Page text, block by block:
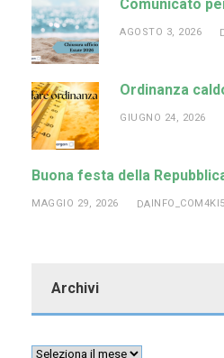
Comunicato
AGOSTO 3, 2026
Ordinanza
GIUGNO 24, 2026
Buona festa della
MAGGIO 29, 2026 DA
Archivi